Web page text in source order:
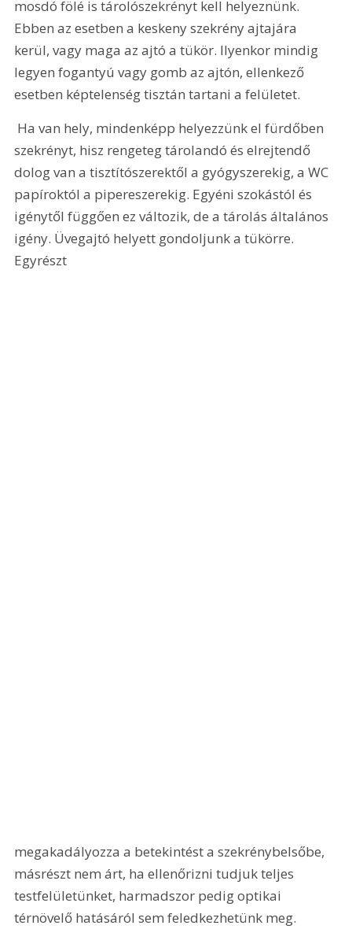
mosdó fölé is tárolószekrényt kell helyeznünk.
Ebben az esetben a keskeny szekrény ajtajára
kerül, vagy maga az ajtó a tükör. Ilyenkor mindig
legyen fogantyú vagy gomb az ajtón, ellenkező
esetben képtelenség tisztán tartani a felületet.
szekrényt, hisz rengeteg tárolandó és elrejtendő
dolog van a tisztítószerektől a gyógyszerekig, a WC
papíroktól a pipereszerekig. Egyéni szokástól és
igénytől függően ez változik, de a tárolás általános
igény. Üvegajtó helyett gondoljunk a tükörre.
Egyrészt
megakadályozza a betekintést a szekrénybelsőbe,
másrészt nem árt, ha ellenőrizni tudjuk teljes
testfelületünket, harmadszor pedig optikai
térnövelő hatásáról sem feledkezhetünk meg.